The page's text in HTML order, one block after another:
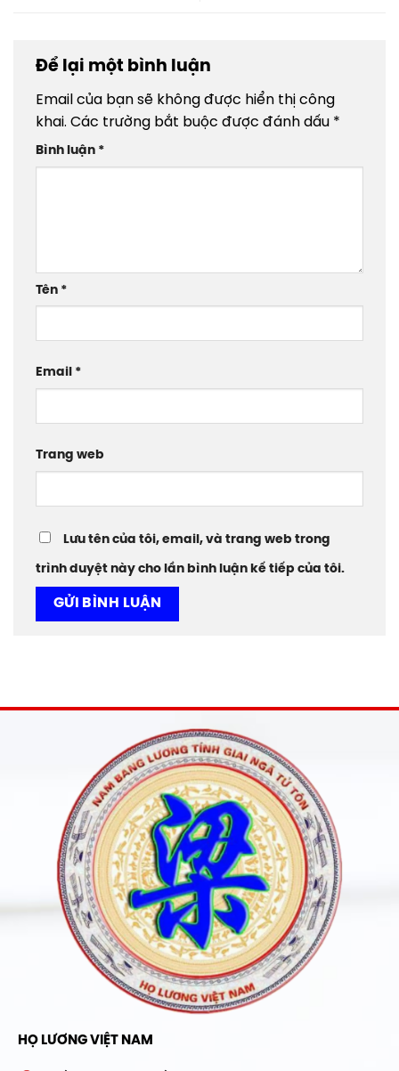
Để lại một bình luận
Email của bạn sẽ không được hiển thị công
khai. Các trường bắt buộc được đánh dấu *
Bình luận *
Tên *
Email *
Trang web
Lưu tên của tôi, email, và trang web trong
trình duyệt này cho lần bình luận kế tiếp của tôi.
HỌ LƯƠNG VIỆT NAM